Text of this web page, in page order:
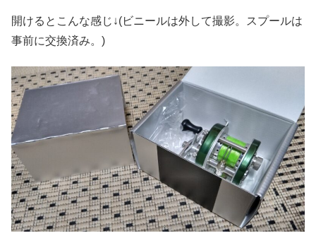
開けるとこんな感じ↓(ビニールは外して撮影。スプールは
事前に交換済み。)